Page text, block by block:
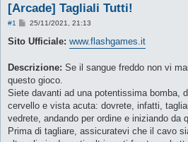
[Arcade] Tagliali Tutti!
#1
M
s
g
g
i
o
25/11/2021, 21:13
Sito Ufficiale: www.flashgames.it
Descrizione: Se il sangue freddo non vi
questo gioco.
Siete davanti ad una potentissima bomba,
cervello e vista acuta: dovrete, infatti,
vedrete, andando per ordine e iniziando da
Prima di tagliare, assicuratevi che il cavo